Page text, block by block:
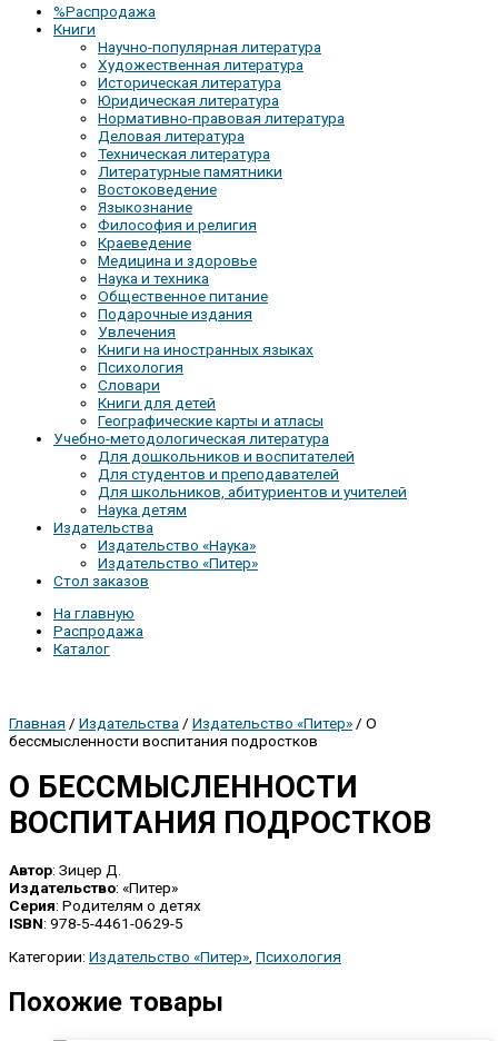
%Распродажа
Книги
Научно-популярная литература
Художественная литература
Историческая литература
Юридическая литература
Нормативно-правовая литература
Деловая литература
Техническая литература
Литературные памятники
Востоковедение
Языкознание
Философия и религия
Краеведение
Медицина и здоровье
Наука и техника
Общественное питание
Подарочные издания
Увлечения
Книги на иностранных языках
Психология
Словари
Книги для детей
Географические карты и атласы
Учебно-методологическая литература
Для дошкольников и воспитателей
Для студентов и преподавателей
Для школьников, абитуриентов и учителей
Наука детям
Издательства
Издательство «Наука»
Издательство «Питер»
Стол заказов
На главную
Распродажа
Каталог
Главная / Издательства / Издательство «Питер» / О
бессмысленности воспитания подростков
О БЕССМЫСЛЕННОСТИ
ВОСПИТАНИЯ ПОДРОСТКОВ
Автор: Зицер Д.
Издательство: «Питер»
Серия: Родителям о детях
ISBN: 978-5-4461-0629-5
Категории: Издательство «Питер» Психология
Похожие товары